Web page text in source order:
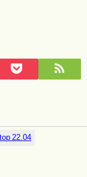
22.04